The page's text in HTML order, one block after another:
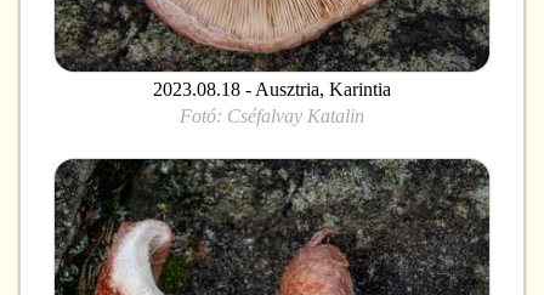
2023.08.18 - Ausztria, Karintia
Fotó: Cséfalvay Katalin